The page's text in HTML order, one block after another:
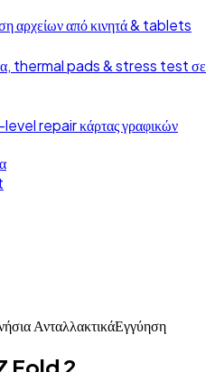
αρχείων από κινητά & tablets
thermal pads & stress test σε
repair κάρτας γραφικών
ΑνταλλακτικάΕγγύηση
Fold 2